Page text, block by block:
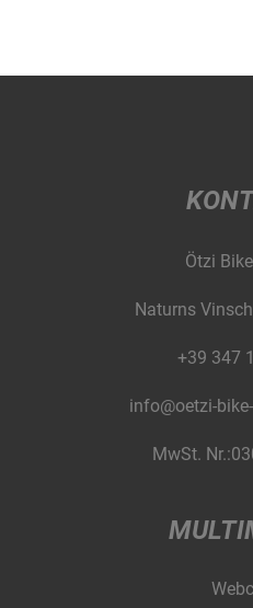
Ötzi
Naturns
+39 347
info@oetzi-
MwSt.